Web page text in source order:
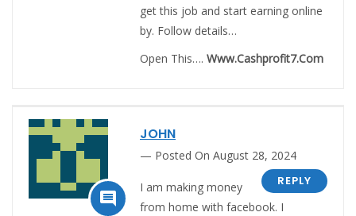
get this job and start earning online
by. Follow details…
Open This…. W­­w­­w­­.­­C­­a­­s­­h­­p­­r­­o­­f­­i­­t­­7­­.­­C­­o­­m

JOHN
Posted On August 28, 2024
REPLY
I am making money
from home with facebook. I